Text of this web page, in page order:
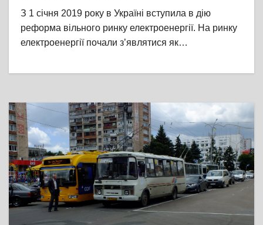
З 1 січня 2019 року в Україні вступила в дію
реформа вільного ринку електроенергії. На ринку
електроенергії почали з’являтися як…